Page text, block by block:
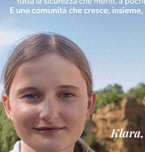
Più lette
Figline Incisa Valdarno 1 Agosto
Piscina di Figline
Pnrr, il gruppo di Fratelli
ringraziamento al